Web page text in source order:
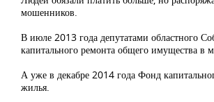
мошенников.
В июле 2013 года депутатами областного
капитального ремонта общего имущества в
А уже в декабре 2014 года Фонд
жилья.